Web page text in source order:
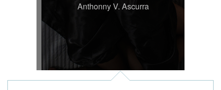
Anthonny V. Ascurra